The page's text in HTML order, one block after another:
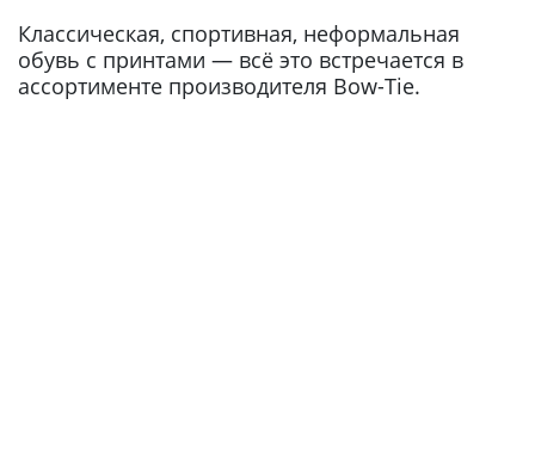
Классическая, спортивная, неформальная
обувь с принтами — всё это встречается в
ассортименте производителя Bow-Tie.